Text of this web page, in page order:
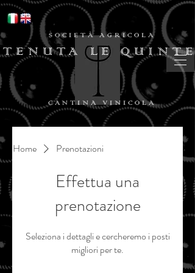
CANTINA VINICOLA
SOCIETÀ AGRICOLA
TENUTA LE QUINTE
Home Prenotazioni
Effettua una
prenotazione
Seleziona i dettagli e cercheremo i posti
migliori per te.